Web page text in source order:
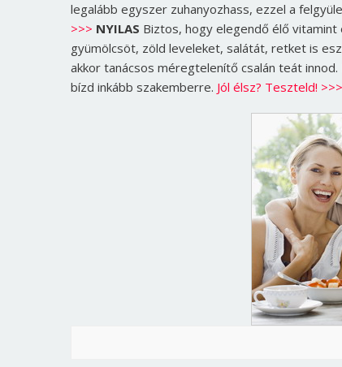
legalább egyszer zuhanyozhass, ezzel a
>>> NYILAS Biztos, hogy elegendő élő vitamint
gyümölcsöt, zöld leveleket, salátát, retket is
akkor tanácsos méregtelenítő csalán teát
bízd inkább szakemberre. Jól élsz? Teszteld! >>>